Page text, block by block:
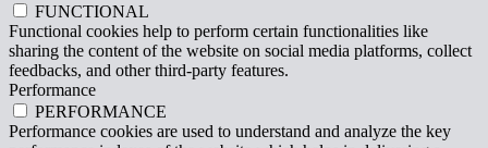
FUNCTIONAL
Functional cookies help to perform certain functionalities like
sharing the content of the website on social media platforms, collect
feedbacks, and other third-party features.
Performance
PERFORMANCE
Performance cookies are used to understand and analyze the key